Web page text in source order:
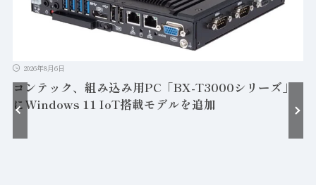
2026年8月6日
コンテック、組み込み用PC「BX-T3000シリーズ」
にWindows 11 IoT搭載モデルを追加